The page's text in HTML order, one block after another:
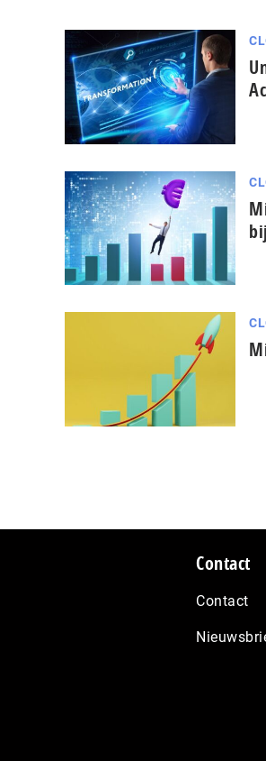
Contact
Contact